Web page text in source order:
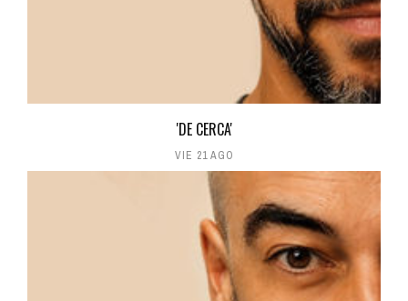
'DE CERCA'
VIE 21 AGO